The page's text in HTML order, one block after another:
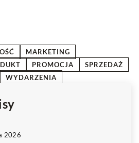
MARKETING
PROMOCJA
SPRZEDAŻ
WYDARZENIA
2026